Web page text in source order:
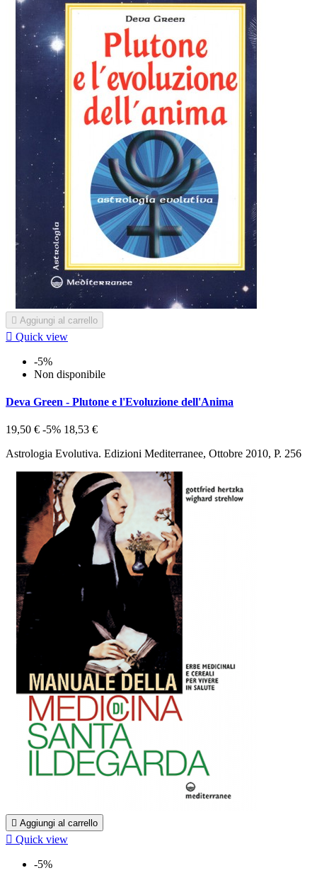
 Aggiungi al carrello
 Quick view
-5%
Non disponibile
Deva Green - Plutone e l'Evoluzione dell'Anima
19,50 € -5% 18,53 €
Astrologia Evolutiva. Edizioni Mediterranee, Ottobre 2010, P. 256
 Aggiungi al carrello
 Quick view
-5%